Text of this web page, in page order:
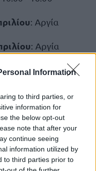
Information
to third parties, or
information for
the below opt-out
note that after your
continue seeing
information utilized by
to third parties prior to
: Αργία
: Αργία
σε
σας